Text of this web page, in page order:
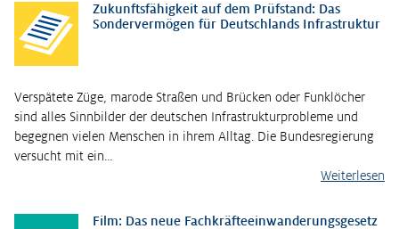
Zukunftsfähigkeit auf dem Prüfstand: Das
Sondervermögen für Deutschlands Infrastruktur
Verspätete Züge, marode Straßen und Brücken oder Funklöcher
sind alles Sinnbilder der deutschen Infrastrukturprobleme und
begegnen vielen Menschen in ihrem Alltag. Die Bundesregierung
versucht mit ein…
Weiterlesen
Film: Das neue Fachkräfteeinwanderungsgesetz